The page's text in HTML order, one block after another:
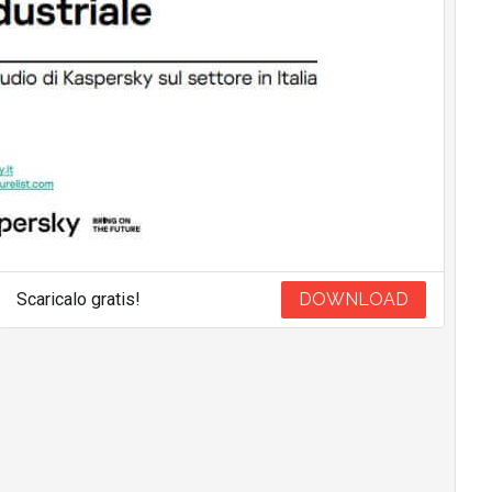
Scaricalo gratis! DOWNLOAD